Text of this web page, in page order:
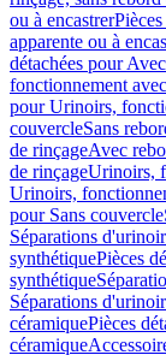
ou à encastrer
apparente ou à
détachées pour
fonctionnement
pour Urinoirs,
couvercleSans
de rinçageAvec
de rinçageUrinoirs,
Urinoirs,
pour Sans couvercle
Séparations
synthétiquePièces
synthétique
Séparations
céramiquePièces
céramique